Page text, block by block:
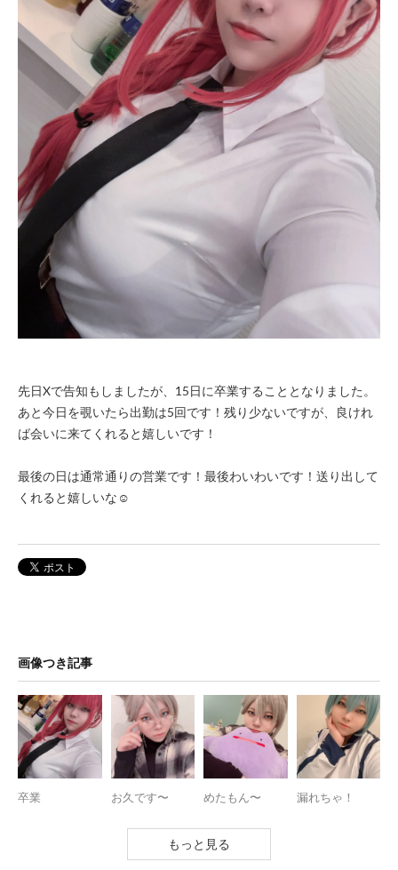
先日Xで告知もしましたが、15日に卒業することとなりました。
あと今日を覗いたら出勤は5回です！残り少ないですが、良けれ
ば会いに来てくれると嬉しいです！
最後の日は通常通りの営業です！最後わいわいです！送り出して
くれると嬉しいな☺️
画像つき記事
卒業 お久です〜 めたもん〜 漏れちゃ！
もっと見る